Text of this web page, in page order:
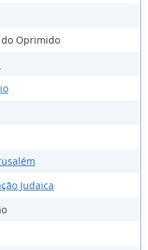
Oprimido
Judaica